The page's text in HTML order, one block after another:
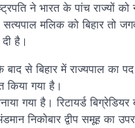
ने भारत के पांच राज्यों
सत्यपाल मलिक को बिहार तो
है।
बाद से बिहार में राज्यपाल
किया गया है।
गया है। रिटायर्ड
निकोबार द्वीप समूह का